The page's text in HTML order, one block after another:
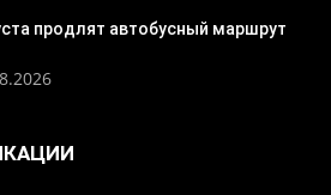
продлят автобусный маршрут